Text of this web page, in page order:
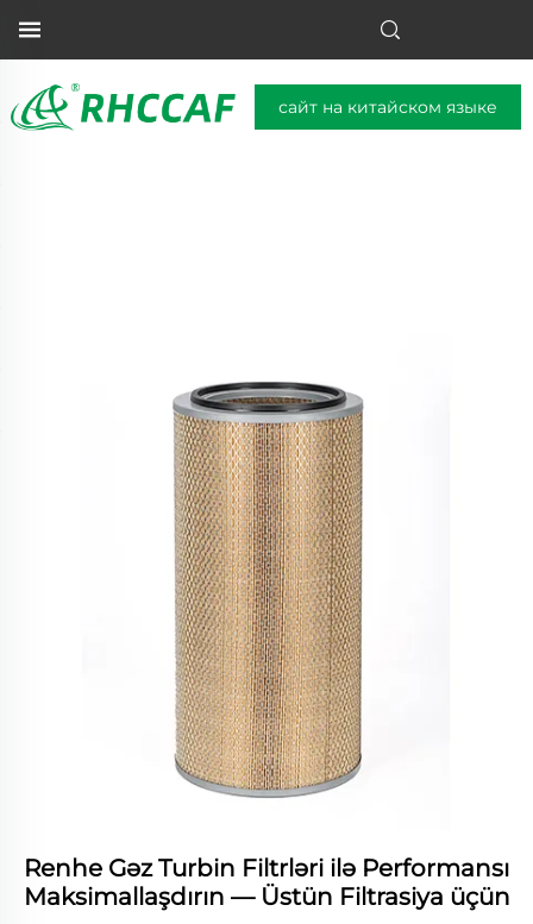
сайт на китайском языке
Renhe Gəz Turbin Filtrləri ilə Performansı
Maksimallaşdırın — Üstün Filtrasiya üçün